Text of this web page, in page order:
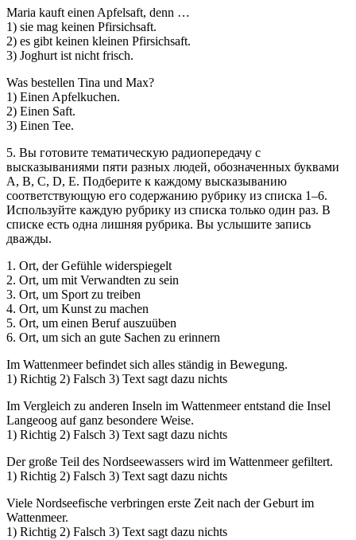
Maria kauft einen Apfelsaft, denn …
1) sie mag keinen Pfirsichsaft.
2) es gibt keinen kleinen Pfirsichsaft.
3) Joghurt ist nicht frisch.
Was bestellen Tina und Max?
1) Einen Apfelkuchen.
2) Einen Saft.
3) Einen Tee.
5. Вы готовите тематическую радиопередачу с
высказываниями пяти разных людей, обозначенных буквами
А, В, С, D, Е. Подберите к каждому высказыванию
соответствующую его содержанию рубрику из списка 1–6.
Используйте каждую рубрику из списка только один раз. В
списке есть одна лишняя рубрика. Вы услышите запись
дважды.
1. Ort, der Gefühle widerspiegelt
2. Ort, um mit Verwandten zu sein
3. Ort, um Sport zu treiben
4. Ort, um Kunst zu machen
5. Ort, um einen Beruf auszuüben
6. Ort, um sich an gute Sachen zu erinnern
Im Wattenmeer befindet sich alles ständig in Bewegung.
1) Richtig 2) Falsch 3) Text sagt dazu nichts
Im Vergleich zu anderen Inseln im Wattenmeer entstand die Insel
Langeoog auf ganz besondere Weise.
1) Richtig 2) Falsch 3) Text sagt dazu nichts
Der große Teil des Nordseewassers wird im Wattenmeer gefiltert.
1) Richtig 2) Falsch 3) Text sagt dazu nichts
Viele Nordseefische verbringen erste Zeit nach der Geburt im
Wattenmeer.
1) Richtig 2) Falsch 3) Text sagt dazu nichts